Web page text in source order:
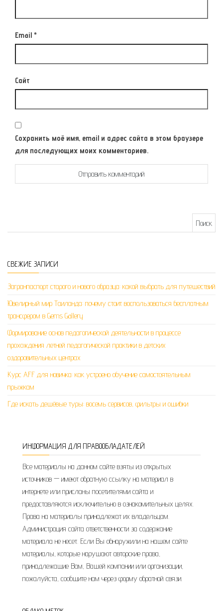
Email *
Сайт
Сохранить моё имя, email и адрес сайта в этом браузере
для последующих моих комментариев.
СВЕЖИЕ ЗАПИСИ
Загранпаспорт старого и нового образца: какой выбрать для путешествий
Ювелирный мир Таиланда: почему стоит воспользоваться бесплатным
трансфером в Gems Gallery
Формирование основ педагогической деятельности в процессе
прохождения летней педагогической практики в детских
оздоровительных центрах
Курс AFF для новичка: как устроено обучение самостоятельным
прыжкам
Где искать дешёвые туры: восемь сервисов, фильтры и ошибки
ИНФОРМАЦИЯ ДЛЯ ПРАВООБЛАДАТЕЛЕЙ
Все материалы на данном сайте взяты из открытых
источников — имеют обратную ссылку на материал в
интернете или присланы посетителями сайта и
предоставляются исключительно в ознакомительных целях.
Права на материалы принадлежат их владельцам.
Администрация сайта ответственности за содержание
материала не несет. Если Вы обнаружили на нашем сайте
материалы, которые нарушают авторские права,
принадлежащие Вам, Вашей компании или организации,
пожалуйста, сообщите нам через форму обратной связи.